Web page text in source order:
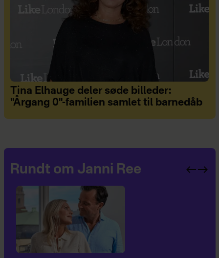
Tina Elhauge deler søde billeder:
"Årgang 0"-familien samlet til barnedåb
Rundt om Janni Ree